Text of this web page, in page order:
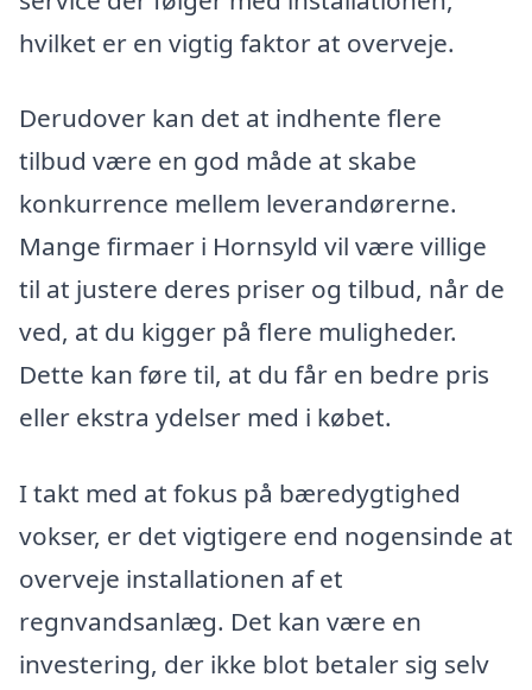
hvilket er en vigtig faktor at overveje.
Derudover kan det at indhente flere
tilbud være en god måde at skabe
konkurrence mellem leverandørerne.
Mange firmaer i Hornsyld vil være villige
til at justere deres priser og tilbud, når de
ved, at du kigger på flere muligheder.
Dette kan føre til, at du får en bedre pris
eller ekstra ydelser med i købet.
I takt med at fokus på bæredygtighed
vokser, er det vigtigere end nogensinde at
overveje installationen af et
regnvandsanlæg. Det kan være en
investering, der ikke blot betaler sig selv